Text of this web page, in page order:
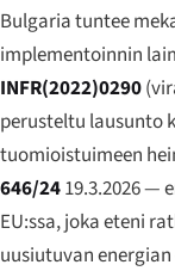
Bulgaria tuntee
implementoinnin
INFR(2022)0290
perusteltu lausunto
tuomioistuimeen
646/2419.3.2026 —
EU:ssa, joka eteni
uusiutuvan